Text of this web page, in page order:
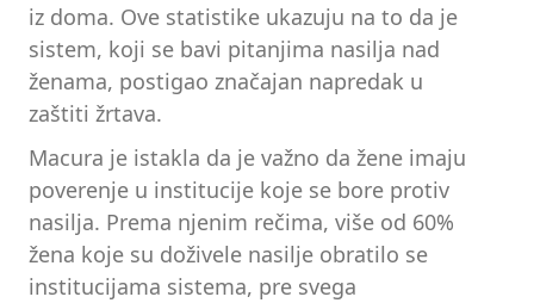
iz doma. Ove statistike ukazuju na to da je
sistem, koji se bavi pitanjima nasilja nad
ženama, postigao značajan napredak u
zaštiti žrtava.
Macura je istakla da je važno da žene imaju
poverenje u institucije koje se bore protiv
nasilja. Prema njenim rečima, više od 60%
žena koje su doživele nasilje obratilo se
institucijama sistema, pre svega